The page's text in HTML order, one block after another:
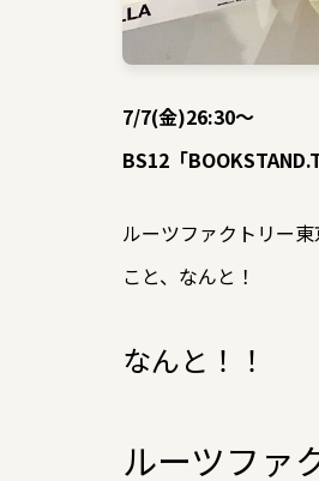
7/7(金)26:30〜
BS12「
ルーツファクトリー
こと、なんと！
なんと！！
ルーツファ